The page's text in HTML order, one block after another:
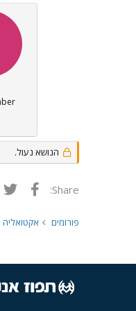
הנושא נעול.
Share: פייסבוק
פורומים אקטואליה